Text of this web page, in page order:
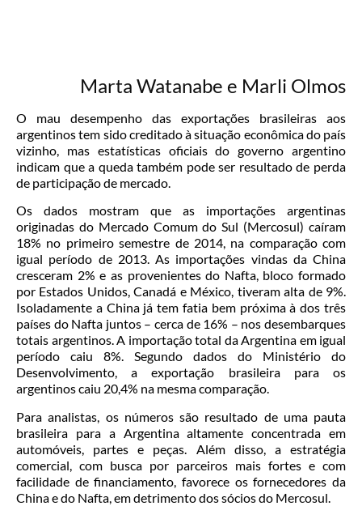
Marta Watanabe e Marli Olmos
O mau desempenho das exportações brasileiras aos
argentinos tem sido creditado à situação econômica do país
vizinho, mas estatísticas oficiais do governo argentino
indicam que a queda também pode ser resultado de perda
de participação de mercado.
Os dados mostram que as importações argentinas
originadas do Mercado Comum do Sul (Mercosul) caíram
18% no primeiro semestre de 2014, na comparação com
igual período de 2013. As importações vindas da China
cresceram 2% e as provenientes do Nafta, bloco formado
por Estados Unidos, Canadá e México, tiveram alta de 9%.
Isoladamente a China já tem fatia bem próxima à dos três
países do Nafta juntos – cerca de 16% – nos desembarques
totais argentinos. A importação total da Argentina em igual
período caiu 8%. Segundo dados do Ministério do
Desenvolvimento, a exportação brasileira para os
argentinos caiu 20,4% na mesma comparação.
Para analistas, os números são resultado de uma pauta
brasileira para a Argentina altamente concentrada em
automóveis, partes e peças. Além disso, a estratégia
comercial, com busca por parceiros mais fortes e com
facilidade de financiamento, favorece os fornecedores da
China e do Nafta, em detrimento dos sócios do Mercosul.